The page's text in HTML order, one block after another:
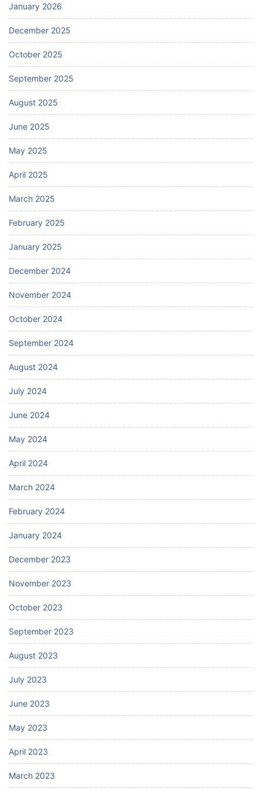
January 2026
December 2025
October 2025
September 2025
August 2025
June 2025
May 2025
April 2025
March 2025
February 2025
January 2025
December 2024
November 2024
October 2024
September 2024
August 2024
July 2024
June 2024
May 2024
April 2024
March 2024
February 2024
January 2024
December 2023
November 2023
October 2023
September 2023
August 2023
July 2023
June 2023
May 2023
April 2023
March 2023